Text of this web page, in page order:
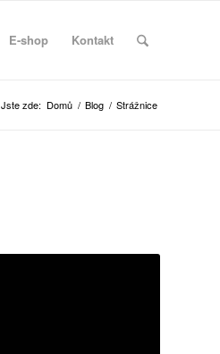
E-shop Kontakt
Jste zde: Domů / Blog / Strážnice